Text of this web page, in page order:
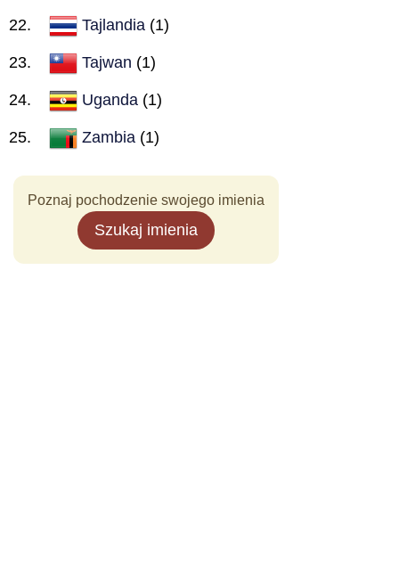
Tajlandia (1)
Tajwan (1)
Uganda (1)
Zambia (1)
Poznaj pochodzenie swojego imienia
Szukaj imienia